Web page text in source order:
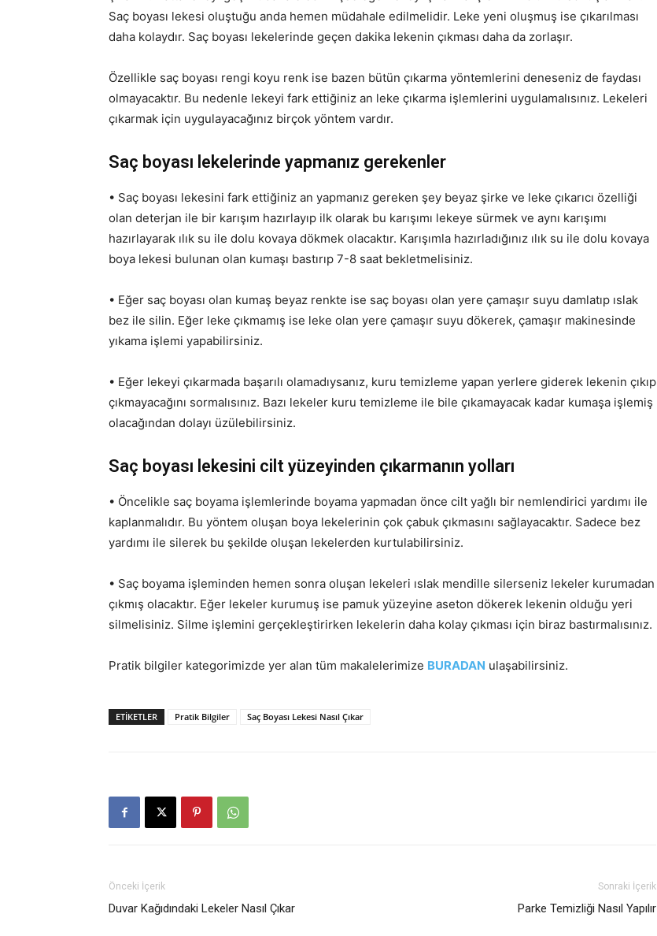
Saç boyası lekesi oluştuğu anda hemen müdahale edilmelidir. Leke yeni oluşmuş ise çıkarılması
daha kolaydır. Saç boyası lekelerinde geçen dakika lekenin çıkması daha da zorlaşır.
Özellikle saç boyası rengi koyu renk ise bazen bütün çıkarma yöntemlerini deneseniz de faydası
olmayacaktır. Bu nedenle lekeyi fark ettiğiniz an leke çıkarma işlemlerini uygulamalısınız. Lekeleri
çıkarmak için uygulayacağınız birçok yöntem vardır.
Saç boyası lekelerinde yapmanız gerekenler
• Saç boyası lekesini fark ettiğiniz an yapmanız gereken şey beyaz şirke ve leke çıkarıcı özelliği
olan deterjan ile bir karışım hazırlayıp ilk olarak bu karışımı lekeye sürmek ve aynı karışımı
hazırlayarak ılık su ile dolu kovaya dökmek olacaktır. Karışımla hazırladığınız ılık su ile dolu kovaya
boya lekesi bulunan olan kumaşı bastırıp 7-8 saat bekletmelisiniz.
• Eğer saç boyası olan kumaş beyaz renkte ise saç boyası olan yere çamaşır suyu damlatıp ıslak
bez ile silin. Eğer leke çıkmamış ise leke olan yere çamaşır suyu dökerek, çamaşır makinesinde
yıkama işlemi yapabilirsiniz.
• Eğer lekeyi çıkarmada başarılı olamadıysanız, kuru temizleme yapan yerlere giderek lekenin çıkıp
çıkmayacağını sormalısınız. Bazı lekeler kuru temizleme ile bile çıkamayacak kadar kumaşa işlemiş
olacağından dolayı üzülebilirsiniz.
Saç boyası lekesini cilt yüzeyinden çıkarmanın yolları
• Öncelikle saç boyama işlemlerinde boyama yapmadan önce cilt yağlı bir nemlendirici yardımı ile
kaplanmalıdır. Bu yöntem oluşan boya lekelerinin çok çabuk çıkmasını sağlayacaktır. Sadece bez
yardımı ile silerek bu şekilde oluşan lekelerden kurtulabilirsiniz.
• Saç boyama işleminden hemen sonra oluşan lekeleri ıslak mendille silerseniz lekeler kurumadan
çıkmış olacaktır. Eğer lekeler kurumuş ise pamuk yüzeyine aseton dökerek lekenin olduğu yeri
silmelisiniz. Silme işlemini gerçekleştirirken lekelerin daha kolay çıkması için biraz bastırmalısınız.
Pratik bilgiler kategorimizde yer alan tüm makalelerimize BURADAN ulaşabilirsiniz.
ETIKETLER Pratik Bilgiler Saç Boyası Lekesi Nasıl Çıkar
Önceki İçerik
Duvar Kağıdındaki Lekeler Nasıl Çıkar
Sonraki İçerik
Parke Temizliği Nasıl Yapılır